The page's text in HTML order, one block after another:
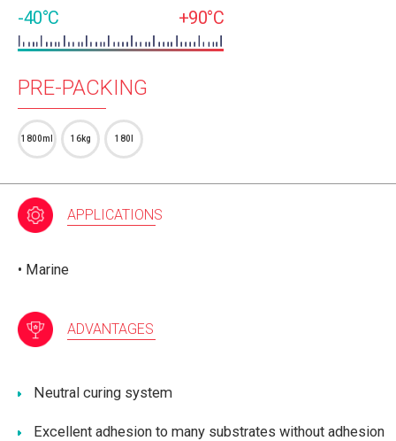
-40°C +90°C
PRE-PACKING
1800ml 16kg 180l
APPLICATIONS
• Marine
ADVANTAGES
Neutral curing system
Excellent adhesion to many substrates without adhesion